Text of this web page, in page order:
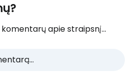
apie straipsnį...